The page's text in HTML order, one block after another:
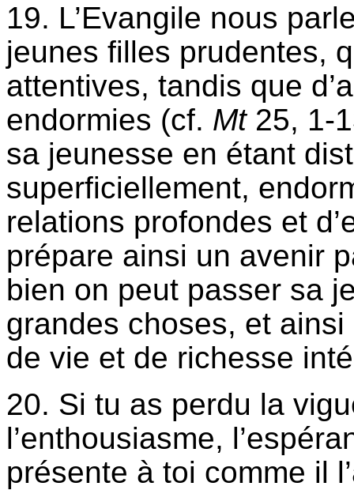
19. L’Evangile nous
jeunes filles prudentes,
attentives, tandis que
endormies (cf. Mt25, 1-
sa jeunesse en étant
superficiellement,
relations profondes et
prépare ainsi un avenir
bien on peut passer sa
grandes choses, et
de vie et de richesse
20. Si tu as perdu la
l’enthousiasme,
présente à toi comme il